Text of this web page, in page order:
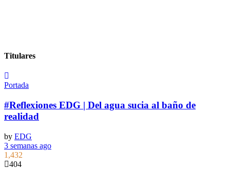
Titulares
Portada
#Reflexiones EDG | Del agua sucia al baño de
realidad
by EDG
3 semanas ago
1,432
404